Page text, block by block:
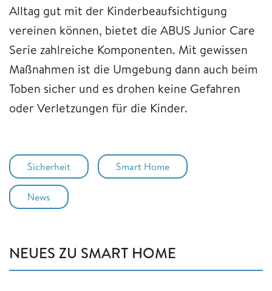
Alltag gut mit der Kinderbeaufsichtigung
vereinen können, bietet die ABUS Junior Care
Serie zahlreiche Komponenten. Mit gewissen
Maßnahmen ist die Umgebung dann auch beim
Toben sicher und es drohen keine Gefahren
oder Verletzungen für die Kinder.
Sicherheit Smart Home
News
NEUES ZU SMART HOME